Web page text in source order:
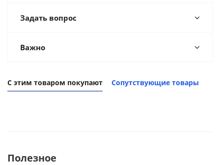
Задать вопрос
Важно
С этим товаром покупают Сопутствующие товары
Полезное